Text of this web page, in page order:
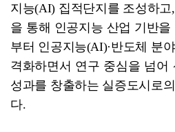
지능(AI) 집적단지를 조성하
을 통해 인공지능 산업 기반
부터 인공지능(AI)·반도체 분
격화하면서 연구 중심을 넘어
성과를 창출하는 실증도시로
다.